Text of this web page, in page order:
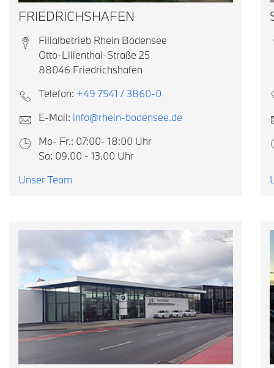
FRIEDRICHSHAFEN
Filialbetrieb Rhein Bodensee
Otto-Lilienthal-Straße 25
88046 Friedrichshafen
Telefon: +49 7541 / 3860-0
E-Mail: info@rhein-bodensee.de
Mo- Fr.: 07:00- 18:00 Uhr
Sa: 09.00 - 13.00 Uhr
Unser Team